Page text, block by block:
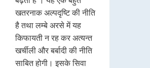
खतरनाक अल्पदृष्टि की नीति
है तथा लम्बे अरसे में यह
किफायती न रह कर अत्यन्त
खर्चीली और बर्बादी की नीति
साबित होगी। इसके सिवा